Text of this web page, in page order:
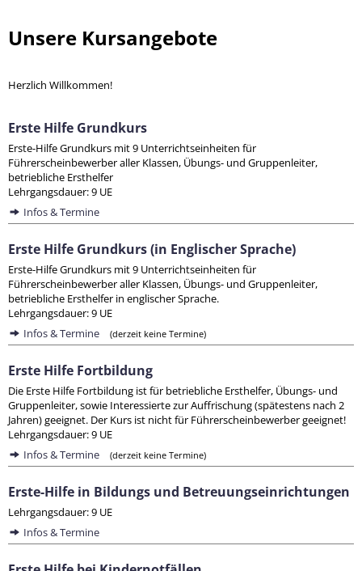
Unsere Kursangebote
Herzlich Willkommen!
Erste Hilfe Grundkurs
Erste-Hilfe Grundkurs mit 9 Unterrichtseinheiten für
Führerscheinbewerber aller Klassen, Übungs- und Gruppenleiter,
betriebliche Ersthelfer
Lehrgangsdauer: 9 UE
Infos & Termine
Erste Hilfe Grundkurs (in Englischer Sprache)
Erste-Hilfe Grundkurs mit 9 Unterrichtseinheiten für
Führerscheinbewerber aller Klassen, Übungs- und Gruppenleiter,
betriebliche Ersthelfer in englischer Sprache.
Lehrgangsdauer: 9 UE
Infos & Termine
(derzeit keine Termine)
Erste Hilfe Fortbildung
Die Erste Hilfe Fortbildung ist für betriebliche Ersthelfer, Übungs- und
Gruppenleiter, sowie Interessierte zur Auffrischung (spätestens nach 2
Jahren) geeignet. Der Kurs ist nicht für Führerscheinbewerber geeignet!
Lehrgangsdauer: 9 UE
Infos & Termine
(derzeit keine Termine)
Erste-Hilfe in Bildungs und Betreuungseinrichtungen
Lehrgangsdauer: 9 UE
Infos & Termine